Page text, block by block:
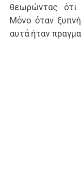
θεωρώντας ότι
Μόνο όταν
αυτά ήταν